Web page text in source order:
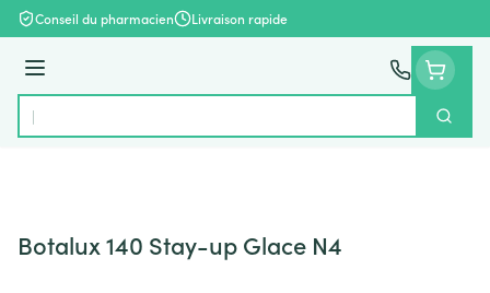
Aller au contenu
Conseil du pharmacien Livraison rapide
Menu
Rechercher
Botalux 140 Stay-up Glace N4